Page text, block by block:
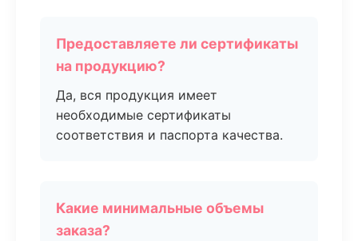
Предоставляете ли сертификаты
на продукцию?
Да, вся продукция имеет
необходимые сертификаты
соответствия и паспорта качества.
Какие минимальные объемы
заказа?